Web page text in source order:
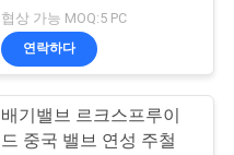
협상 가능 MOQ:5 PC
연락하다
배기밸브 르크스프루이
드 중국 밸브 연성 주철